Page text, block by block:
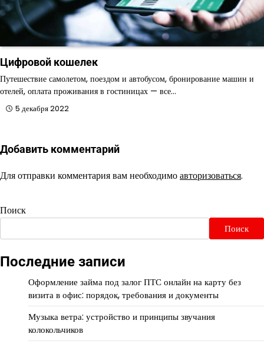
Цифровой кошелек
Путешествие самолетом, поездом и автобусом, бронирование машин и
отелей, оплата проживания в гостиницах — все…
5 декабря 2022
Добавить комментарий
Для отправки комментария вам необходимоавторизоваться.
Поиск
Поиск
Последние записи
Оформление займа под залог ПТС онлайн на карту без
визита в офис: порядок, требования и документы
Музыка ветра: устройство и принципы звучания
колокольчиков